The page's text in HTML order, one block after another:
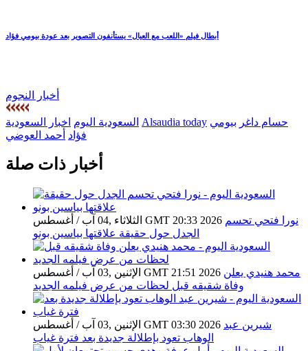
أبطال فيلم «اللعب مع العيال» يستأنفون التصوير بعد عودة بيومي فؤاد
أخبار النجوم
السعودية اليوم اخبار السعودية Alsaudia today حسام داغر بيومي
فؤاد أحمد العوضي
أخبار ذات صلة
الثلاثاء ,04 آب / أغسطس GMT 20:33 2026 نورا فتحي تحسم
الجدل حول حقيقة علاقتها بياسين بونو
الإثنين ,03 آب / أغسطس GMT 21:51 2026 محمد هنيدي يعلن
وفاة شقيقه قبل لحظات من عرض فيلمه الجديد
الإثنين ,03 آب / أغسطس GMT 03:30 2026 شيرين عبد
الوهاب تعود بإطلالة جديدة بعد فترة غياب